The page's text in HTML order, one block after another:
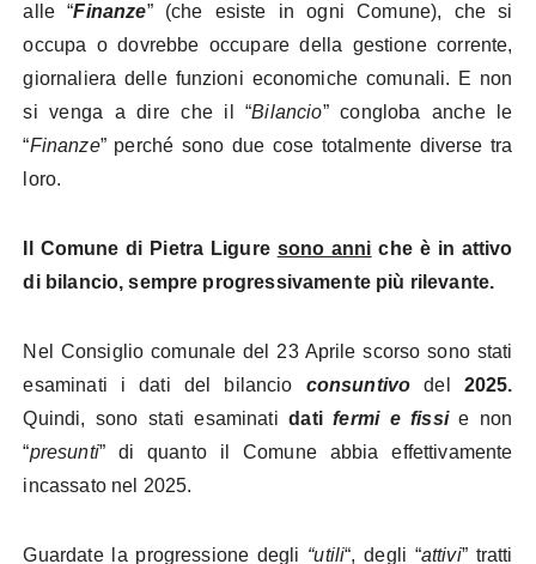
alle “Finanze” (che esiste in ogni Comune), che si
occupa o dovrebbe occupare della gestione corrente,
giornaliera delle funzioni economiche comunali. E non
si venga a dire che il “Bilancio” congloba anche le
“Finanze” perché sono due cose totalmente diverse tra
loro.
Il Comune di Pietra Ligure sono anni che è in attivo
di bilancio, sempre progressivamente più rilevante.
Nel Consiglio comunale del 23 Aprile scorso sono stati
esaminati i dati del bilancio consuntivo del 2025.
Quindi, sono stati esaminatidatifermi e fissie non
“presunti” di quanto il Comune abbia effettivamente
incassato nel 2025.
Guardate la progressione degli “utili“, degli “attivi” tratti